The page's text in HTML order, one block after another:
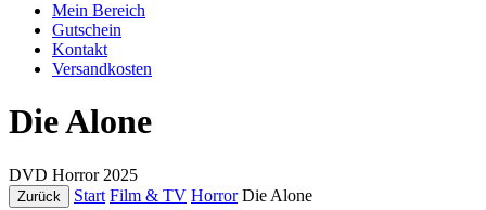
Mein Bereich
Gutschein
Kontakt
Versandkosten
Die Alone
DVD Horror 2025
Zurück Start Film & TV Horror Die Alone